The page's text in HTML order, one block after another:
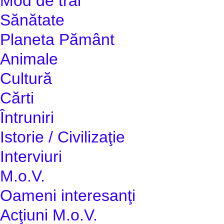
Sănătate
Planeta Pământ
Animale
Cultură
Cărti
Întruniri
Istorie / Civilizaţie
Interviuri
M.o.V.
Oameni interesanţi
Acţiuni M.o.V.